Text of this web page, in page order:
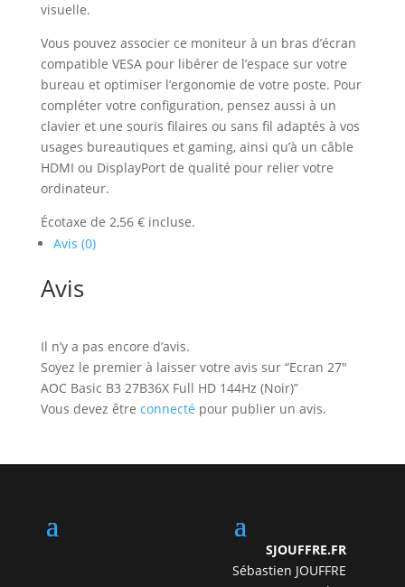
visuelle.
Vous pouvez associer ce moniteur à un bras d’écran
compatible VESA pour libérer de l’espace sur votre
bureau et optimiser l’ergonomie de votre poste. Pour
compléter votre configuration, pensez aussi à un
clavier et une souris filaires ou sans fil adaptés à vos
usages bureautiques et gaming, ainsi qu’à un câble
HDMI ou DisplayPort de qualité pour relier votre
ordinateur.
Écotaxe de 2,56 € incluse.
Avis (0)
Avis
Il n’y a pas encore d’avis.
Soyez le premier à laisser votre avis sur “Ecran 27″
AOC Basic B3 27B36X Full HD 144Hz (Noir)”
Vous devez être connecté pour publier un avis.
SJOUFFRE.FR
Sébastien JOUFFRE